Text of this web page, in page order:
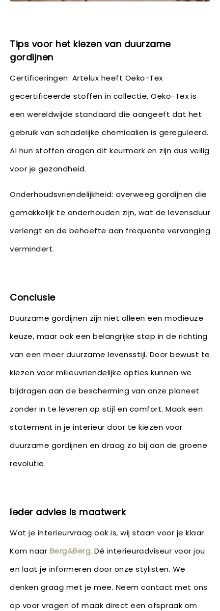
Tips voor het kiezen van duurzame
gordijnen
Certificeringen: Artelux heeft Oeko-Tex
gecertificeerde stoffen in collectie, Oeko-Tex is
een wereldwijde standaard die aangeeft dat het
gebruik van schadelijke chemicaliën is gereguleerd.
Al hun stoffen dragen dit keurmerk en zijn dus veilig
voor je gezondheid.
Onderhoudsvriendelijkheid: overweeg gordijnen die
gemakkelijk te onderhouden zijn, wat de levensduur
verlengt en de behoefte aan frequente vervanging
vermindert.
Conclusie
Duurzame gordijnen zijn niet alleen een modieuze
keuze, maar ook een belangrijke stap in de richting
van een meer duurzame levensstijl. Door bewust te
kiezen voor milieuvriendelijke opties kunnen we
bijdragen aan de bescherming van onze planeet
zonder in te leveren op stijl en comfort. Maak een
statement in je interieur door te kiezen voor
duurzame gordijnen en draag zo bij aan de groene
revolutie.
Ieder advies is maatwerk
Wat je interieurvraag ook is, wij staan voor je klaar.
Kom naar Berg&Berg. Dé interieuradviseur voor jou
en laat je informeren door onze stylisten. We
denken graag met je mee. Neem contact met ons
op voor vragen of maak direct een afspraak om